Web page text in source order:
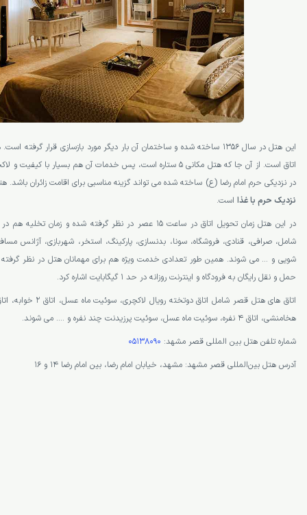
اتاق است. از آن جا که هتل مکانی 5 ستاره است، پس خدمات آن هم بسیار
در نزدیکی حرم امام رضا (ع) ساخته شده می تواند گزینه مناسبی برای اقامت زائران باشد.
نزدیک حرم با غذا است.
شامل، صرافی، قنادی، فروشگاه، سونا، بدنسازی، پارکینگ، استخر، شهربازی،
شویی و … می شوند. همین طور تعدادی خدمت ویژه هم برای مهمانان هتل در نظر
حمل و نقل رایگان به فرودگاه و اینترنت روزانه در حد 1 گیگابایت اشاره کرد.
اتاق های هتل قصر شامل
هخامنشی، اتاق 4 نفره، سوئیت ماه عسل، سوئیت پرزیدنت چند نفره و …. می شوند.
شماره تلفن هتل بین المللی قصر مشهد: 05138090
آدرس هتل بین‌المللی قصر مشهد: مشهد، خیابان امام رضا، بین امام رضا ۱۴ و ۱۶